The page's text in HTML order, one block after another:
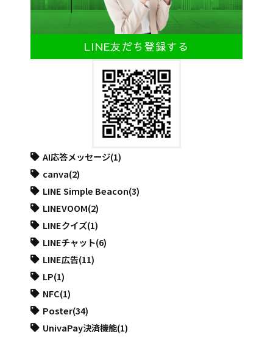
LINE友だち登録する
AI応答メッセージ(1)
canva(2)
LINE Simple Beacon(3)
LINEVOOM(2)
LINEクイズ(1)
LINEチャット(6)
LINE広告(11)
LP(1)
NFC(1)
Poster(34)
UnivaPay決済機能(1)